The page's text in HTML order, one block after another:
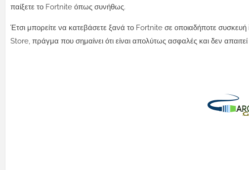
παίξετε το Fortnite όπως συνήθως.
Έτσι μπορείτε να κατεβάσετε ξανά το Fortnite σε οποιαδήποτε
Store, πράγμα που σημαίνει ότι είναι απολύτως ασφαλές και δεν